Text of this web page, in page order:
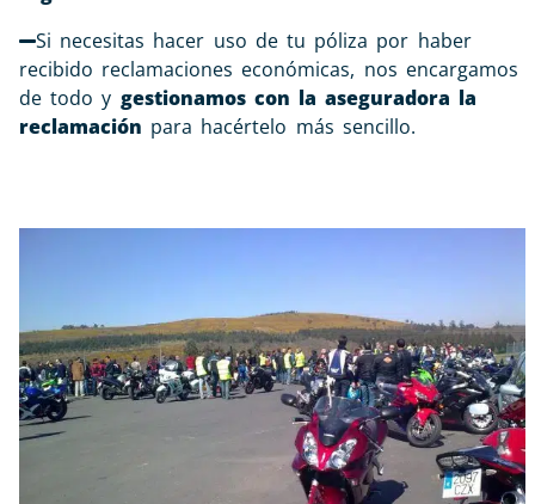
Si necesitas hacer uso de tu póliza por haber
recibido reclamaciones económicas, nos encargamos
de todo y gestionamos con la aseguradora la
reclamación para hacértelo más sencillo.